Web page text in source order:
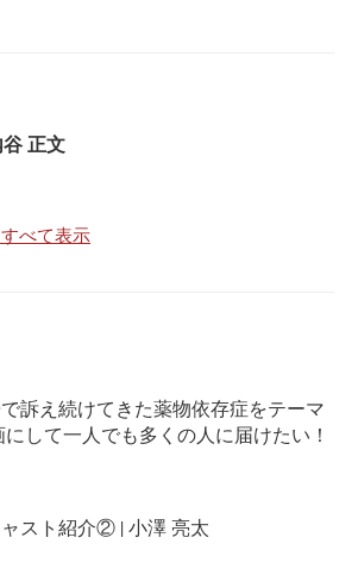
正文
べて表示
訴え続けてきた薬物依存症をテーマ
して一人でも多くの人に届けたい！
ャスト紹介② | 小澤 亮太